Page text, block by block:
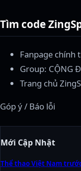
Tìm code
Fanpage chính
Group: CỘNG
Trang chủ
Góp ý / Báo lỗi
Mới Cập Nhật
Thể thao Việt Nam